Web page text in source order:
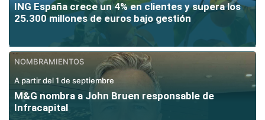
ING España crece un 4% en clientes y supera los
25.300 millones de euros bajo gestión
NOMBRAMIENTOS
A partir del 1 de septiembre
M&G nombra a John Bruen responsable de
Infracapital